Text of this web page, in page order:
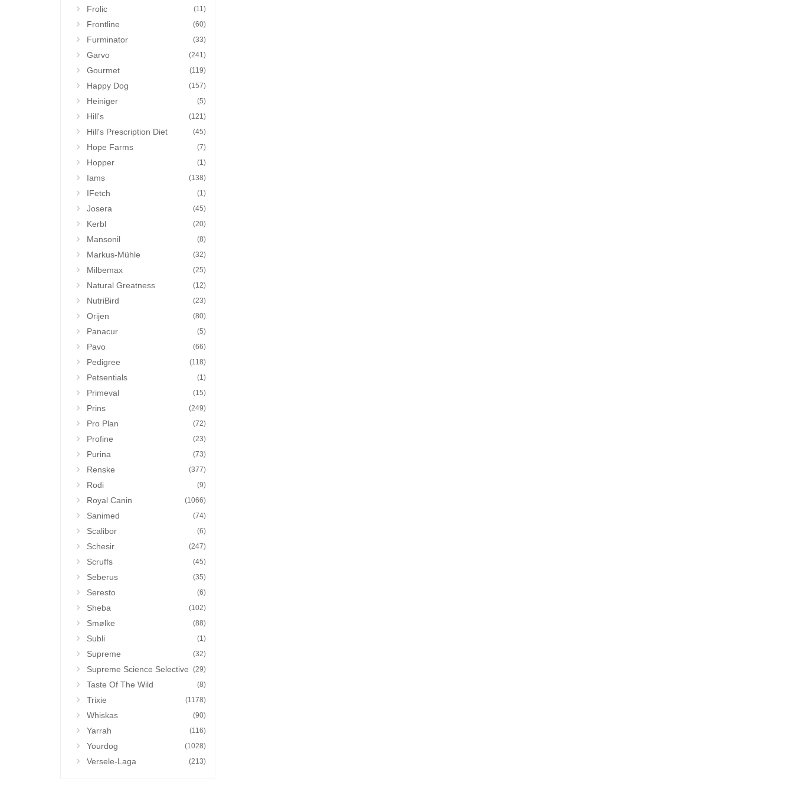
Frolic (11)
Frontline (60)
Furminator (33)
Garvo (241)
Gourmet (119)
Happy Dog (157)
Heiniger (5)
Hill's (121)
Hill's Prescription Diet (45)
Hope Farms (7)
Hopper (1)
Iams (138)
IFetch (1)
Josera (45)
Kerbl (20)
Mansonil (8)
Markus-Mühle (32)
Milbemax (25)
Natural Greatness (12)
NutriBird (23)
Orijen (80)
Panacur (5)
Pavo (66)
Pedigree (118)
Petsentials (1)
Primeval (15)
Prins (249)
Pro Plan (72)
Profine (23)
Purina (73)
Renske (377)
Rodi (9)
Royal Canin (1066)
Sanimed (74)
Scalibor (6)
Schesir (247)
Scruffs (45)
Seberus (35)
Seresto (6)
Sheba (102)
Smølke (88)
Subli (1)
Supreme (32)
Supreme Science Selective (29)
Taste Of The Wild (8)
Trixie (1178)
Whiskas (90)
Yarrah (116)
Yourdog (1028)
Versele-Laga (213)